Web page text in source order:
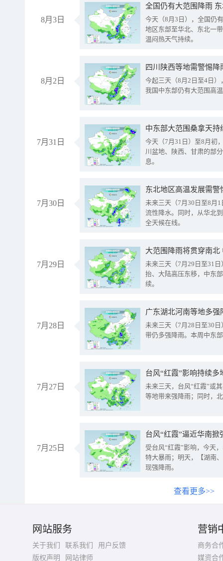
8月3日
全国仍有大范围降雨
今天（8月3日），全国仍
地区东部至华北、东北一
温闷热天气持续。
8月2日
今起三天（8月2日至4日
我国中东部仍有大范围高
7月31日
中东部大范围桑拿天
今天（7月31日）至8月初
川盆地、陕西、甘肃的部
息。
7月30日
东北地区高温发展需
未来三天（7月30日至8月
流性降水。同时，从华北
全天候在线。
7月29日
大范围降雨将贯穿南
未来三天（7月29日至31
抬、大陆高压东移，中东
续。
7月28日
广东湖北河南等地多
未来三天（7月28日至30
带仍多强降雨。本周中东
7月27日
台风“红霞”影响持续
未来三天，台风“红霞”或
等地带来强降雨；同时，
7月25日
台风“红霞”逼近华南
受台风“红霞”影响，今天
特大暴雨；明天，【湖南
现强降雨。
查看更多>>
网站服务
关于我们 联系我们
用户反馈
版权声明
网站律师
营销
商务合
媒资合